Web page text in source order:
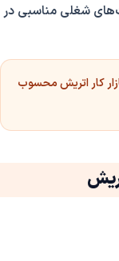
شغلی مناسبی در
کار اتریش محسوب